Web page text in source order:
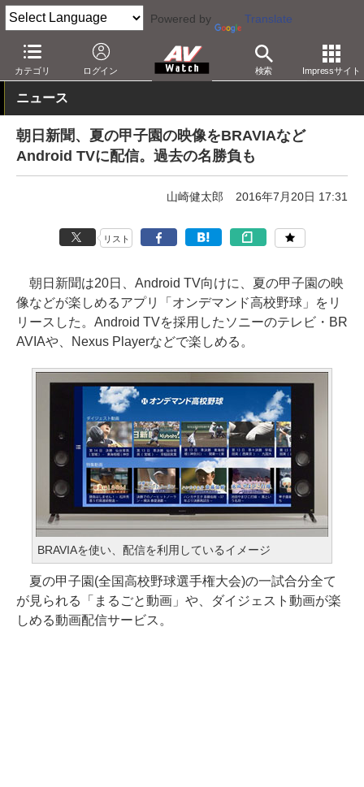
Powered by Translate
カテゴリ ログイン 検索 Impressサイト
AV Watch コンテンツ・サービス 映像配信 その他
ニュース
朝日新聞、夏の甲子園の映像をBRAVIAなど
Android TVに配信。過去の名勝負も
山崎健太郎 2016年7月20日 17:31
リスト
朝日新聞は20日、Android TV向けに、夏の甲子園の映
像などが楽しめるアプリ「オンデマンド高校野球」をリ
リースした。Android TVを採用したソニーのテレビ・BR
AVIAや、Nexus Playerなどで楽しめる。
BRAVIAを使い、配信を利用しているイメージ
夏の甲子園(全国高校野球選手権大会)の一試合分全て
が見られる「まるごと動画」や、ダイジェスト動画が楽
しめる動画配信サービス。